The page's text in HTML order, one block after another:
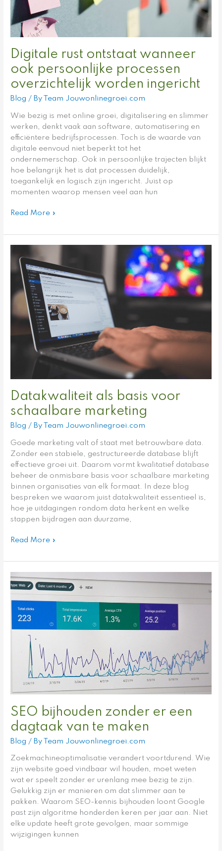
Digitale rust ontstaat wanneer
ook persoonlijke processen
overzichtelijk worden ingericht
Blog / By Team Jouwonlinegroei.com
Wie bezig is met online groei, digitalisering en slimmer
werken, denkt vaak aan software, automatisering en
efficiëntere bedrijfsprocessen. Toch is de waarde van
digitale eenvoud niet beperkt tot het
ondernemerschap. Ook in persoonlijke trajecten blijkt
hoe belangrijk het is dat processen duidelijk,
toegankelijk en logisch zijn ingericht. Juist op
momenten waarop mensen veel aan hun
ingericht
Read More »
Datakwaliteit als basis voor
schaalbare marketing
Blog / By Team Jouwonlinegroei.com
Goede marketing valt of staat met betrouwbare data.
Zonder een stabiele, gestructureerde database blijft
effectieve groei uit. Daarom vormt kwalitatief database
beheer de onmisbare basis voor schaalbare marketing
binnen organisaties van elk formaat. In deze blog
bespreken we waarom juist datakwaliteit essentieel is,
hoe je uitdagingen rondom data herkent en welke
stappen bijdragen aan duurzame,
Datakwaliteit
als
basis
voor
schaalbare
marketing
Read More »
SEO bijhouden zonder er een
dagtaak van te maken
Blog / ByTeam Jouwonlinegroei.com
Zoekmachineoptimalisatie verandert voortdurend. Wie
zijn website goed vindbaar wil houden, moet weten
wat er speelt zonder er urenlang mee bezig te zijn.
Gelukkig zijn er manieren om dat slimmer aan te
pakken. Waarom SEO-kennis bijhouden loont Google
past zijn algoritme honderden keren per jaar aan. Niet
elke update heeft grote gevolgen, maar sommige
wijzigingen kunnen
SEO
bijhouden
zonder
er
een
dagtaak
maken